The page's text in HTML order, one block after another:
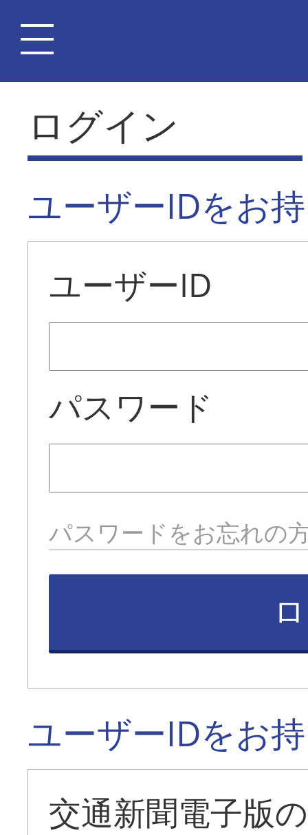
ログイン
ユーザーIDをお
ユーザーID
パスワード
パスワードをお忘れの
ユーザーIDをお
交通新聞電子版